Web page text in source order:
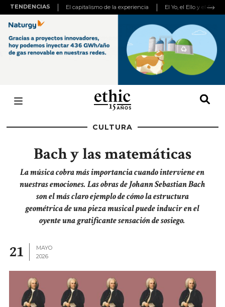
TENDENCIAS El capitalismo de la experiencia El Yo, el Ello y el
CULTURA
Bach y las matemáticas
La música cobra más importancia cuando interviene en
nuestras emociones. Las obras de Johann Sebastian Bach
son el más claro ejemplo de cómo la estructura
geométrica de una pieza musical puede inducir en el
oyente una gratificante sensación de sosiego.
21
MAYO
2026